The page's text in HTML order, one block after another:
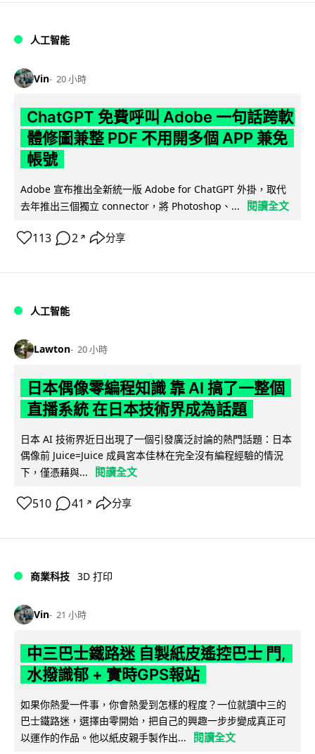
人工智能
Vin 20 小時
ChatGPT 免費呼叫 Adobe 一句話跨軟
體修圖兼整 PDF 不用開多個 APP 兼免
帳號
Adobe 宣布推出全新統一版 Adobe for ChatGPT 外掛，取代
去年推出三個獨立 connector，將 Photoshop、...
閱讀全文
113 2 ↗ 分享
人工智能
Lawton 20 小時
日本偶像零編程知識 靠 AI 搞了一整個
直播系統 在日本技術界成為話題
日本 AI 技術界近日出現了一個引發廣泛討論的熱門話題：日本
偶像前 Juice=Juice 成員宮本佳林在完全沒有編程經驗的情況
下，僅憑藉與...
閱讀全文
510 41 ↗ 分享
商業科技 3D 打印
Vin 21 小時
中三巴士鐵路迷 自製紙皮遙控巴士 門,
水撥識郁 + 實時GPS報站
如果你熱愛一件事，你會熱愛到怎樣的程度？一位就讀中三的
巴士鐵路迷，選擇由零開始，把自己的興趣一步步變成真正可
以運作的作品。他以紙皮親手製作出...
閱讀全文